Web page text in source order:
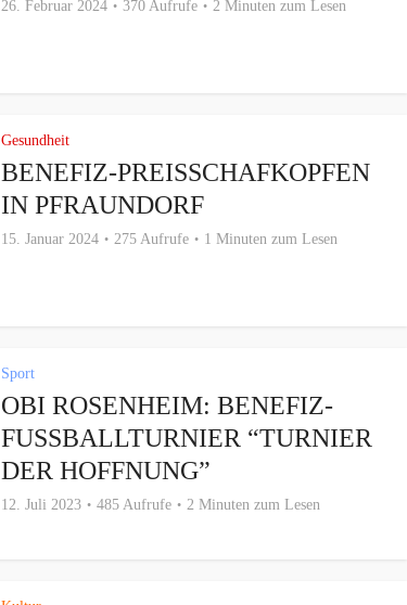
26. Februar 2024 370 Aufrufe 2 Minuten zum Lesen
Gesundheit
BENEFIZ-PREISSCHAFKOPFEN
IN PFRAUNDORF
15. Januar 2024 275 Aufrufe 1 Minuten zum Lesen
Sport
OBI ROSENHEIM: BENEFIZ-
FUSSBALLTURNIER “TURNIER D
ER HOFFNUNG”
12. Juli 2023 485 Aufrufe 2 Minuten zum Lesen